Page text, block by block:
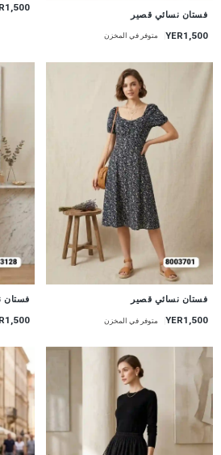
فستان نسائي قصير
YER1,500 متوفر في المخزن
جديد
فستان نسائي قصير
YER1,500 متوفر في المخزن
جديد
فستان